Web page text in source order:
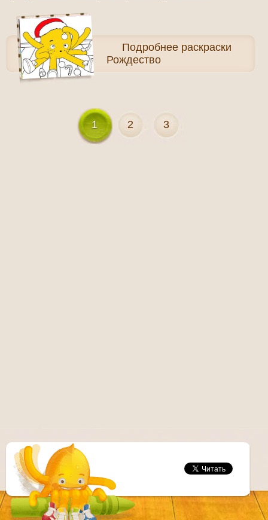
Подробнее раскраски
Рождество
1 2 3